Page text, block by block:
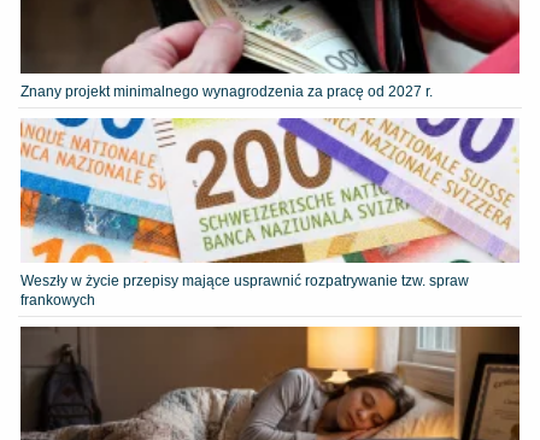
Znany projekt minimalnego wynagrodzenia za pracę od 2027 r.
Weszły w życie przepisy mające usprawnić rozpatrywanie tzw. spraw
frankowych